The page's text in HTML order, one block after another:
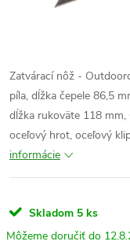
Zatvárací nôž -
píla, dĺžka čepele 86,5
dĺžka rukoväte 118
oceľový hrot, oceľový
informácie
Skladom 5 ks